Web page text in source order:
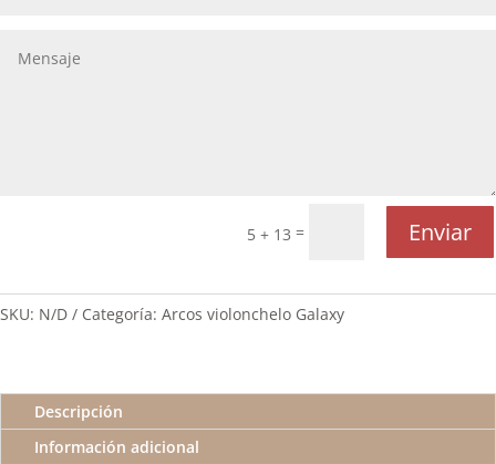
5 + 13 = Enviar
SKU: N/D Categoría: Arcos violonchelo Galaxy
Descripción
Información adicional